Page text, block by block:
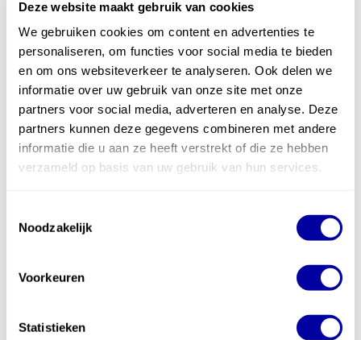
Deze website maakt gebruik van cookies
We gebruiken cookies om content en advertenties te
personaliseren, om functies voor social media te bieden
en om ons websiteverkeer te analyseren. Ook delen we
informatie over uw gebruik van onze site met onze
partners voor social media, adverteren en analyse. Deze
partners kunnen deze gegevens combineren met andere
informatie die u aan ze heeft verstrekt of die ze hebben
verzameld op basis van uw gebruik van hun services.
Noodzakelijk
Voorkeuren
Statistieken